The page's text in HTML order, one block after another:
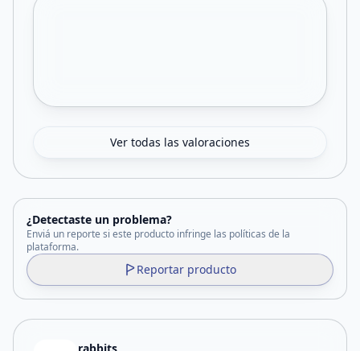
Ver todas las valoraciones
¿Detectaste un problema?
Enviá un reporte si este producto infringe las políticas de la
plataforma.
Reportar producto